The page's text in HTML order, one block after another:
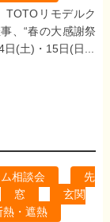
TOTOリモデルク
、“春の大感謝祭
日(土)・15日(日...
相談会
先
窓
玄関
熱・遮熱